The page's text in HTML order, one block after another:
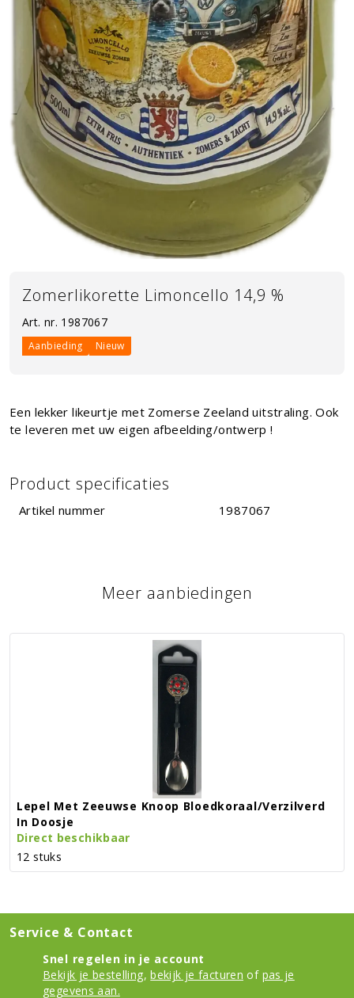
Zomerlikorette Limoncello 14,9 %
Art. nr. 1987067
Aanbieding Nieuw
Een lekker likeurtje met Zomerse Zeeland uitstraling. Ook
te leveren met uw eigen afbeelding/ontwerp !
Product specificaties
Artikel nummer 1987067
Meer aanbiedingen
Lepel Met Zeeuwse Knoop Bloedkoraal/verzilverd
In Doosje
Direct beschikbaar
12 stuks
Service & Contact
Snel regelen in je account
Bekijk je bestelling, bekijk je facturen of pas je
gegevens aan.